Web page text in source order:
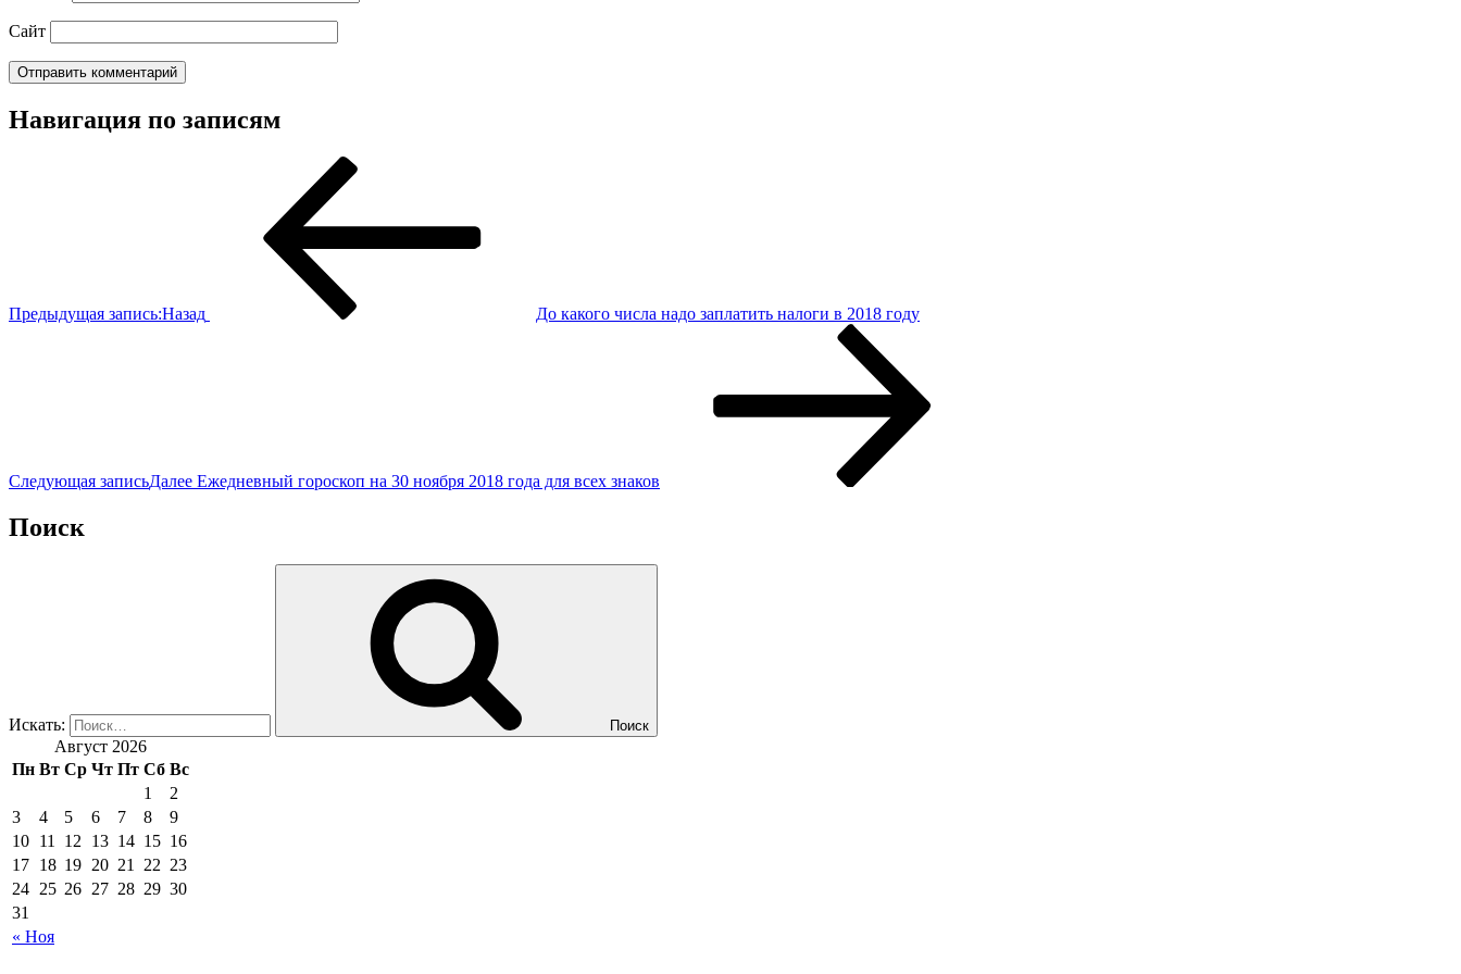
Сайт
Навигация по записям
Предыдущая запись:Назад До какого числа надо заплатить налоги в 2018 году
Следующая записьДалее Ежедневный гороскоп на 30 ноября 2018 года для всех знаков
Поиск
Искать: Поиск
Август 2026
Пн Вт Ср Чт Пт Сб Вс
« Ноя
1
2
3
4 5 6 7 8
9
10 11 12 13 14 15 16
17 18 19 20 21 22 23
24 25 26 27 28 29 30
31